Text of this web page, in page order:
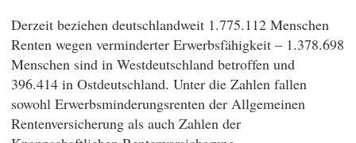
Derzeit beziehen deutschlandweit 1.775.112 Menschen
Renten wegen verminderter Erwerbsfähigkeit – 1.378.698
Menschen sind in Westdeutschland betroffen und
396.414 in Ostdeutschland. Unter die Zahlen fallen
sowohl Erwerbsminderungsrenten der Allgemeinen
Rentenversicherung als auch Zahlen der